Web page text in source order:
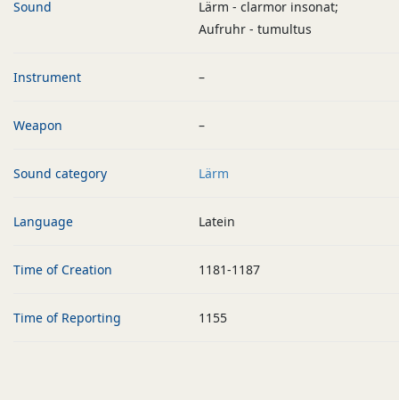
Sound
Lärm - clarmor insonat;
Aufruhr - tumultus
Instrument –
Weapon –
Sound category Lärm
Language Latein
Time of Creation 1181-1187
Time of Reporting 1155